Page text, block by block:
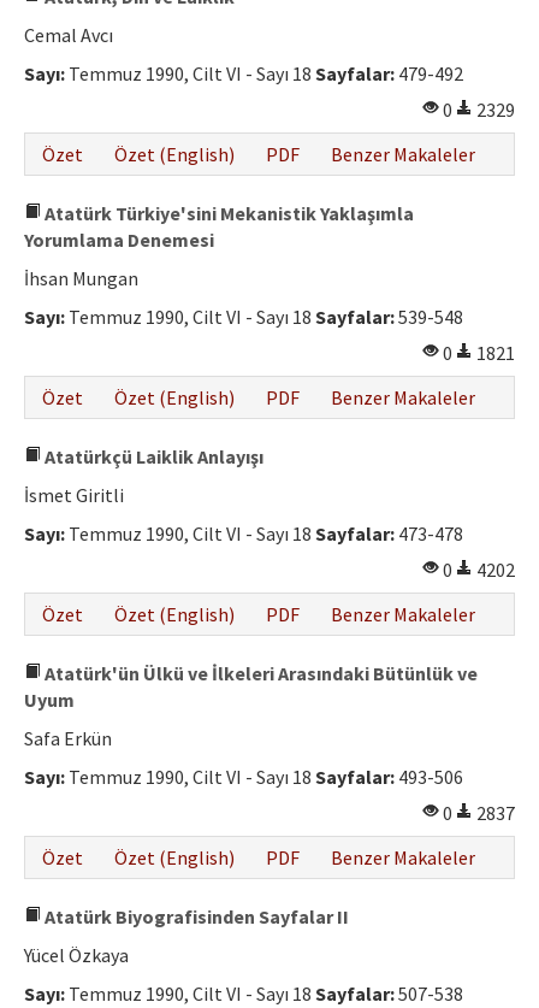
Cemal Avcı
Sayı: Temmuz 1990, Cilt VI - Sayı 18 Sayfalar: 479-492
0
2329
Özet
Özet (English) PDF Benzer Makaleler
Atatürk Türkiye'sini Mekanistik Yaklaşımla
Yorumlama Denemesi
İhsan Mungan
Sayı: Temmuz 1990, Cilt VI - Sayı 18 Sayfalar:539-548
0
1821
Özet
Özet (English) PDF Benzer Makaleler
Atatürkçü Laiklik Anlayışı
İsmet Giritli
Sayı: Temmuz 1990, Cilt VI - Sayı 18 Sayfalar: 473-478
0
4202
Özet
Özet (English) PDF Benzer Makaleler
Atatürk'ün Ülkü ve İlkeleri Arasındaki Bütünlük ve
Uyum
Safa Erkün
Sayı: Temmuz 1990, Cilt VI - Sayı 18 Sayfalar: 493-506
0
2837
Özet
Özet (English) PDF Benzer Makaleler
Atatürk Biyografisinden Sayfalar II
Yücel Özkaya
Sayı: Temmuz 1990, Cilt VI - Sayı 18 Sayfalar:507-538